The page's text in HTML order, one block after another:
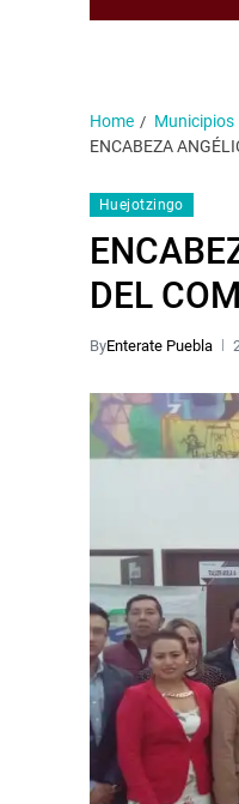
Home Municipios
ENCABEZA
Huejotzingo
DEL
ByEnterate Puebla